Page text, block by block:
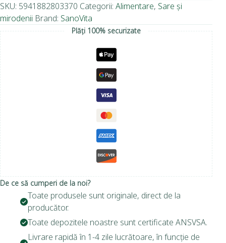
SKU: 5941882803370 Categorii: Alimentare, Sare și
mirodenii Brand: SanoVita
Plăți 100% securizate
De ce să cumperi de la noi?
Toate produsele sunt originale, direct de la
producător.
Toate depozitele noastre sunt certificate ANSVSA.
Livrare rapidă în 1-4 zile lucrătoare, în funcție de